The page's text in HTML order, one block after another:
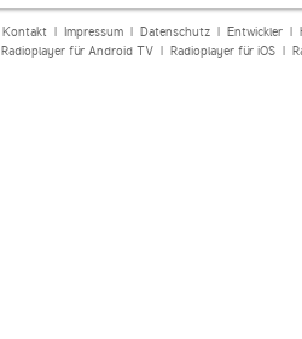
Kontakt| Impressum| Datenschutz| Entwickler|
Radioplayer für Android TV| Radioplayer für iOS|